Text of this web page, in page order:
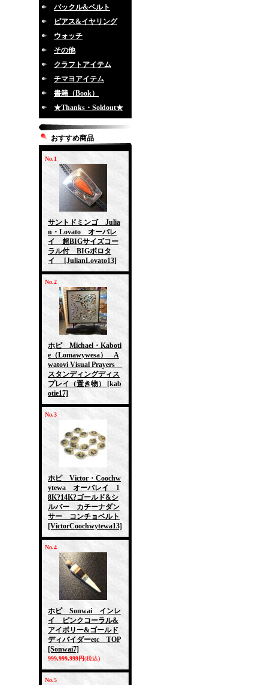
バックル&ベルト
ピアス&イヤリング
ウォッチ
その他
クラフトアイテム
チマヨアイテム
書籍（Book）
★Thanks・Soldout★
おすすめ商品
No.1
サントドミンゴ Julia
n・Lovato オーバレ
イ 超BIGサイズコー
ラル付 BIGボロタ
イ
[JulianLovato13]
No.2
ホピ Michael・Kaboti
e（Lomawywesa） A
watovi Visual Prayers
スタンディングディス
プレイ（置き物）
[kab
otie17]
No.3
ホピ Victor・Coochw
ytewa オーバレイ 1
8K?14K?ゴールド&シ
ルバー カチーナダン
サー コンチョベルト
[VictorCoochwytewa13]
No.4
ホピ Sonwai インレ
イ ピンクコーラル&
アイボリー&ゴールド
ディバイダーetc TOP
[Sonwai7]
999,999,999円(税込)
No.5